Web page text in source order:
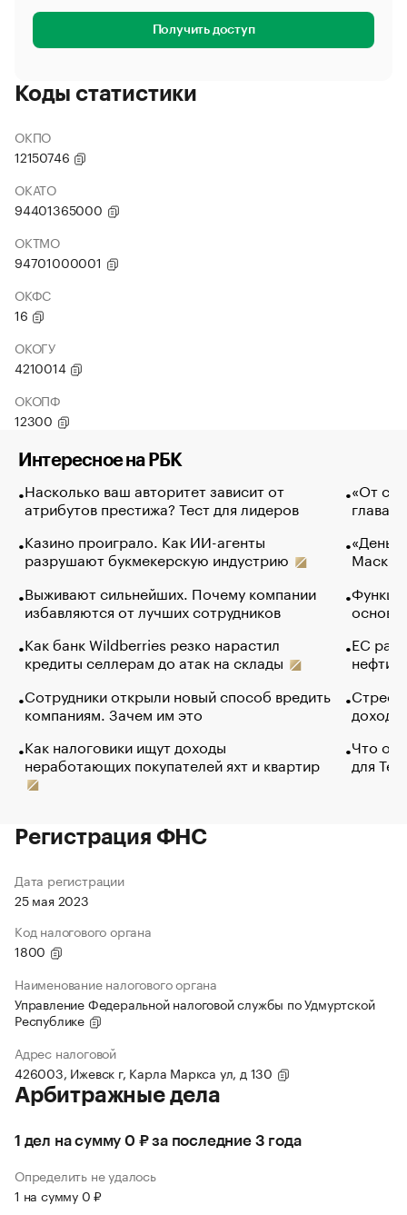
Получить доступ
Коды статистики
ОКПО
12150746
ОКАТО
94401365000
ОКТМО
94701000001
ОКФС
16
ОКОГУ
4210014
ОКОПФ
12300
Интересное на РБК
Насколько ваш авторитет зависит от
атрибутов престижа? Тест для лидеров
Казино проиграло. Как ИИ-агенты
разрушают букмекерскую индустрию
Выживают сильнейших. Почему компании
избавляются от лучших сотрудников
Как банк Wildberries резко нарастил
кредиты селлерам до атак на склады
Сотрудники открыли новый способ вредить
компаниям. Зачем им это
Как налоговики ищут доходы
неработающих покупателей яхт и квартир
«От
глава
Маск в
основ
ЕС
нефти
Что
для
Регистрация ФНС
Дата регистрации
25 мая 2023
Код налогового органа
1800
Наименование налогового органа
Управление Федеральной налоговой службы по Удмуртской
Республике
Адрес налоговой
426003, Ижевск г, Карла Маркса ул, д 130
Арбитражные дела
1 дел на сумму 0 ₽ за последние 3 года
Определить не удалось
1 на сумму 0 ₽